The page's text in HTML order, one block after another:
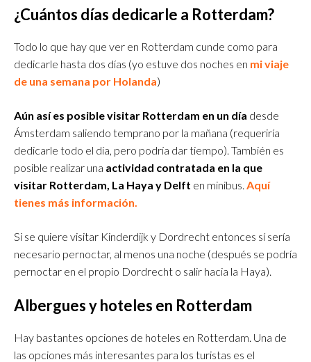
¿Cuántos días dedicarle a Rotterdam?
Todo lo que hay que ver en Rotterdam cunde como para
dedicarle hasta dos días (yo estuve dos noches en mi viaje
de una semana por Holanda)
Aún así es posible visitar Rotterdam en un día desde
Ámsterdam saliendo temprano por la mañana (requeriría
dedicarle todo el día, pero podría dar tiempo). También es
posible realizar una actividad contratada en la que
visitar Rotterdam, La Haya y Delft en minibus. Aquí
tienes más información.
Si se quiere visitar Kinderdijk y Dordrecht entonces sí sería
necesario pernoctar, al menos una noche (después se podría
pernoctar en el propio Dordrecht o salir hacia la Haya).
Albergues y hoteles en Rotterdam
Hay bastantes opciones de hoteles en Rotterdam. Una de
las opciones más interesantes para los turistas es el